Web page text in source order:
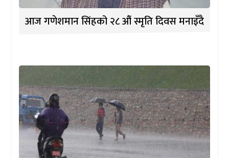
आज गणेशमान सिंहको २८ औं स्मृति दिवस मनाइँदै